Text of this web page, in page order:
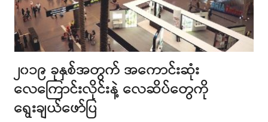
၂၀၁၉ ခုနှစ်အတွက် အကောင်းဆုံး
လေကြောင်းလိုင်းနဲ့ လေဆိပ်တွေကို
ရွေးချယ်ဖော်ပြ